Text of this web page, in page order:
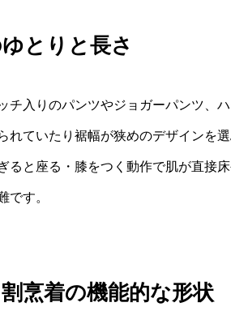
とりと長さ
チ入りのパンツやジョガーパンツ、
れていたり裾幅が狭めのデザインを
ると座る・膝をつく動作で肌が直接
です。
烹着の機能的な形状